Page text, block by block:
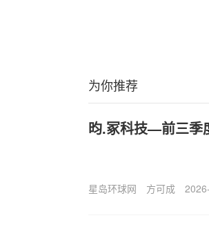
为你推荐
昀.冢科技—前三季
星岛环球网 方可成